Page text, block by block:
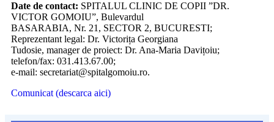
Date de contact: SPITALUL CLINIC DE COPII ”DR.
VICTOR GOMOIU”, Bulevardul
BASARABIA, Nr. 21, SECTOR 2, BUCURESTI;
Reprezentant legal: Dr. Victorița Georgiana
Tudosie, manager de proiect: Dr. Ana-Maria Davițoiu;
telefon/fax: 031.413.67.00;
e-mail: secretariat@spitalgomoiu.ro.
Comunicat (descarca aici)